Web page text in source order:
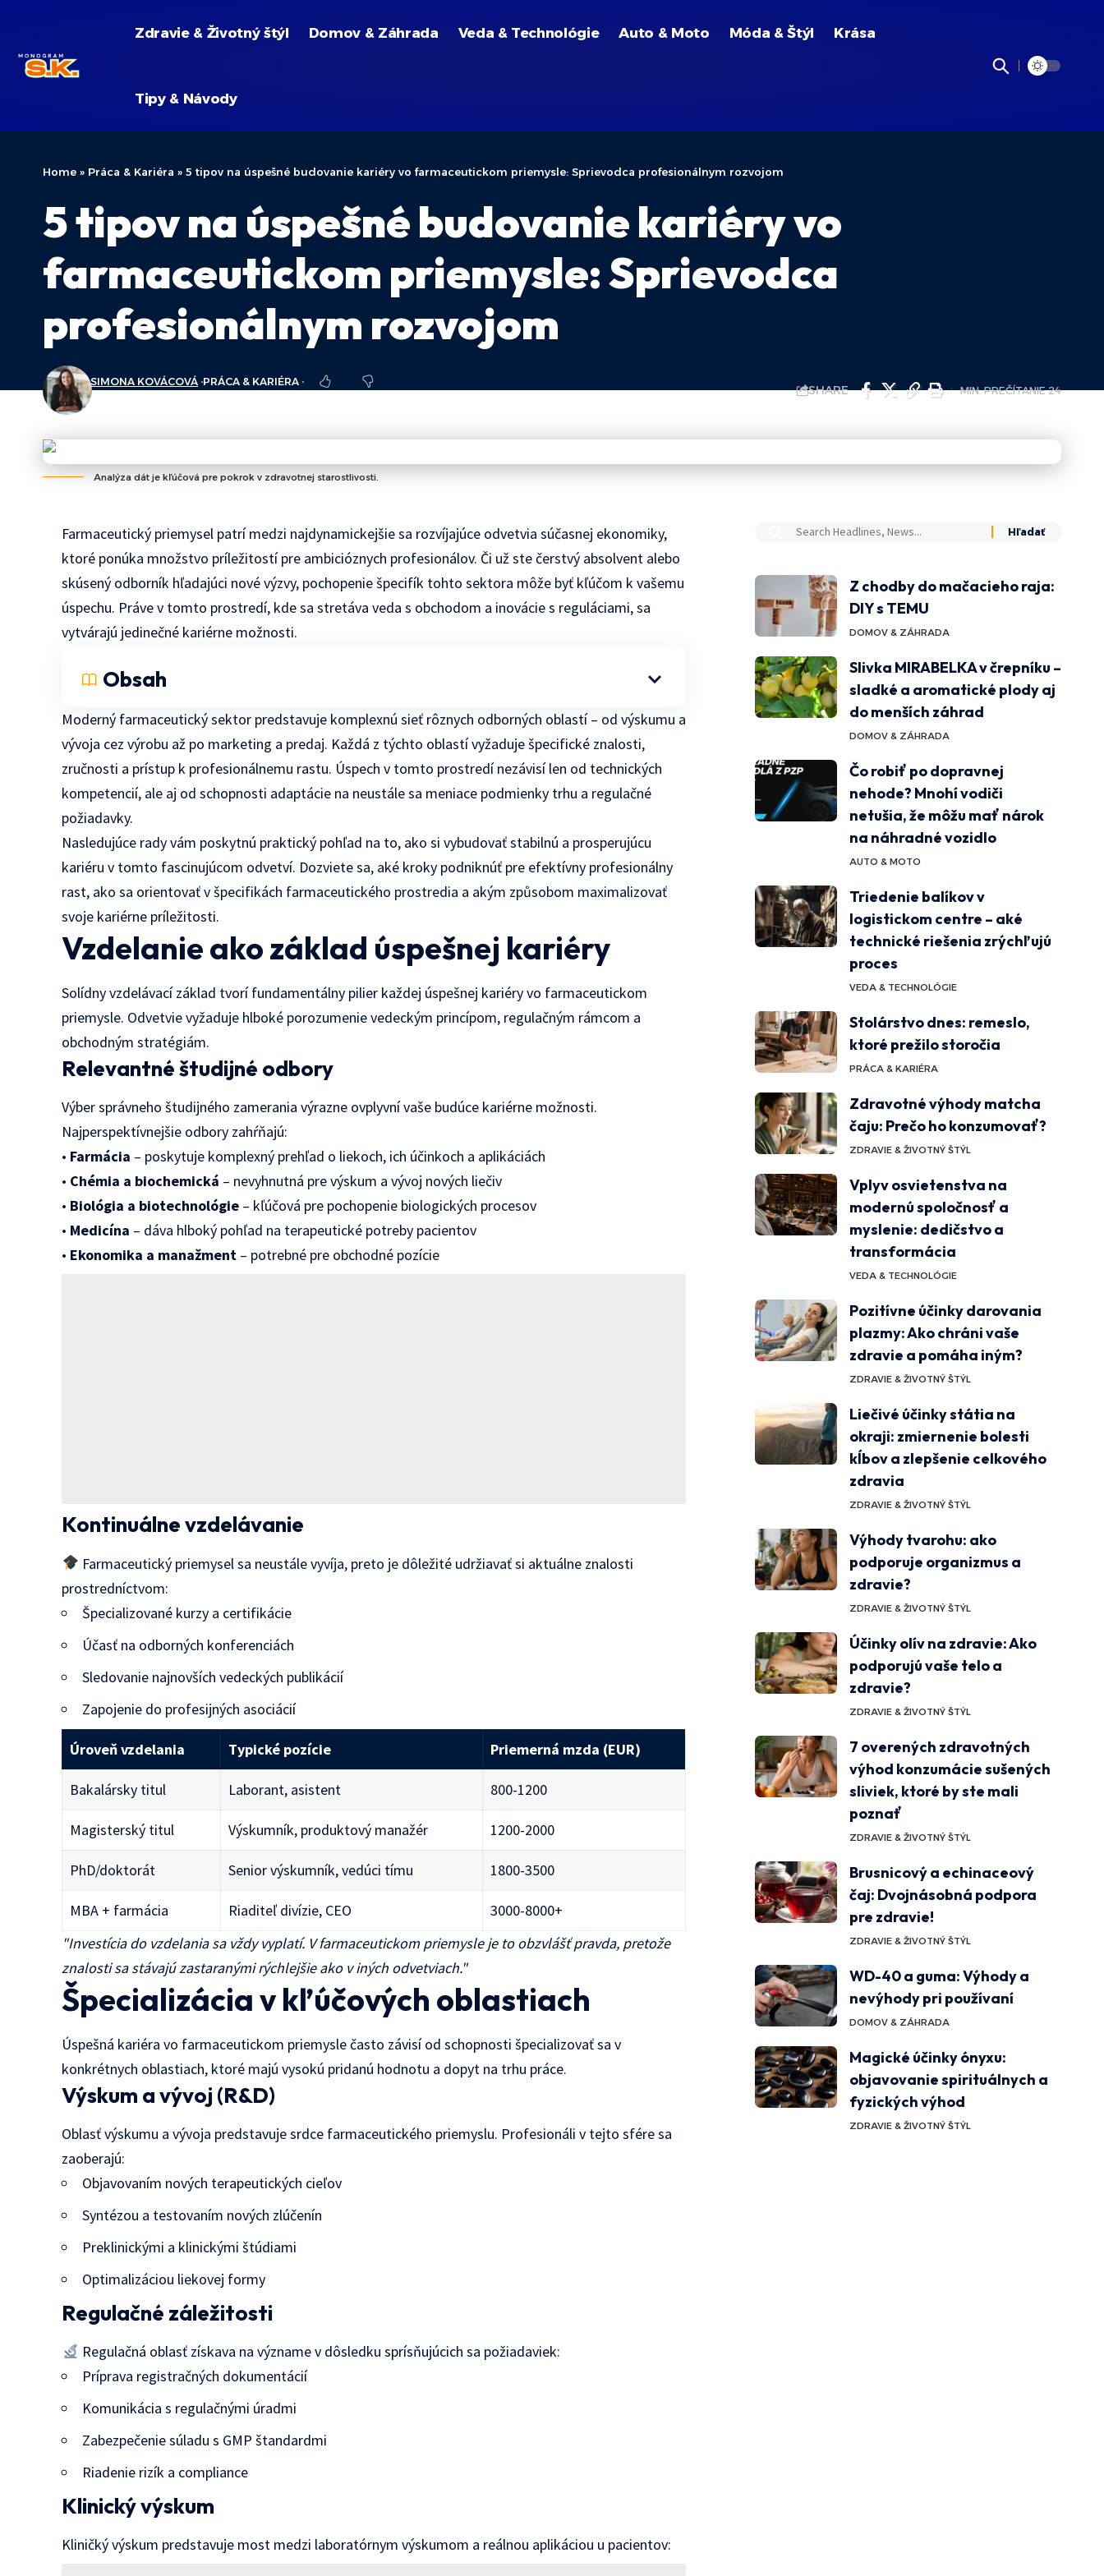
Zdravie & Životný štýl Domov & Záhrada Veda & Technológie Auto & Moto Móda & Štýl Krása
Tipy & Návody
Home » Práca & Kariéra » 5 tipov na úspešné budovanie kariéry vo farmaceutickom priemysle: Sprievodca profesionálnym rozvojom
5 tipov na úspešné budovanie kariéry vo
farmaceutickom priemysle: Sprievodca
profesionálnym rozvojom
POSLEDNÁ AKTUALIZÁCIA: 2025.11.17. 14:30
SIMONA KOVÁCOVÁ PRÁCA & KARIÉRA
SHARE MIN. PREČÍTANIE 24
Analýza dát je kľúčová pre pokrok v zdravotnej starostlivosti.
Farmaceutický priemysel patrí medzi najdynamickejšie sa rozvíjajúce odvetvia súčasnej ekonomiky,
ktoré ponúka množstvo príležitostí pre ambicióznych profesionálov. Či už ste čerstvý absolvent alebo
skúsený odborník hľadajúci nové výzvy, pochopenie špecifík tohto sektora môže byť kľúčom k vašemu
úspechu. Práve v tomto prostredí, kde sa stretáva veda s obchodom a inovácie s reguláciami, sa
vytvárajú jedinečné kariérne možnosti.
Obsah
Moderný farmaceutický sektor predstavuje komplexnú sieť rôznych odborných oblastí – od výskumu a
vývoja cez výrobu až po marketing a predaj. Každá z týchto oblastí vyžaduje špecifické znalosti,
zručnosti a prístup k profesionálnemu rastu. Úspech v tomto prostredí nezávisí len od technických
kompetencií, ale aj od schopnosti adaptácie na neustále sa meniace podmienky trhu a regulačné
požiadavky.
Nasledujúce rady vám poskytnú praktický pohľad na to, ako si vybudovať stabilnú a prosperujúcu
kariéru v tomto fascinujúcom odvetví. Dozviete sa, aké kroky podniknúť pre efektívny profesionálny
rast, ako sa orientovať v špecifikách farmaceutického prostredia a akým způsobom maximalizovať
svoje kariérne príležitosti.
Vzdelanie ako základ úspešnej kariéry
Solídny vzdelávací základ tvorí fundamentálny pilier každej úspešnej kariéry vo farmaceutickom
priemysle. Odvetvie vyžaduje hlboké porozumenie vedeckým princípom, regulačným rámcom a
obchodným stratégiám.
Relevantné študijné odbory
Výber správneho študijného zamerania výrazne ovplyvní vaše budúce kariérne možnosti.
Najperspektívnejšie odbory zahŕňajú:
• Farmácia – poskytuje komplexný prehľad o liekoch, ich účinkoch a aplikáciách
• Chémia a biochemická – nevyhnutná pre výskum a vývoj nových liečiv
• Biológia a biotechnológie – kľúčová pre pochopenie biologických procesov
• Medicína – dáva hlboký pohľad na terapeutické potreby pacientov
• Ekonomika a manažment – potrebné pre obchodné pozície
Kontinuálne vzdelávanie
Farmaceutický priemysel sa neustále vyvíja, preto je dôležité udržiavať si aktuálne znalosti
prostredníctvom:
Špecializované kurzy a certifikácie
Účasť na odborných konferenciách
Sledovanie najnovších vedeckých publikácií
Zapojenie do profesijných asociácií
Úroveň vzdelania Typické pozície Priemerná mzda (EUR)
Bakalársky titul Laborant, asistent 800-1200
Magisterský titul Výskumník, produktový manažér 1200-2000
PhD/doktorát Senior výskumník, vedúci tímu 1800-3500
MBA + farmácia Riaditeľ divízie, CEO
3000-8000+
"Investícia do vzdelania sa vždy vyplatí. V farmaceutickom priemysle je to obzvlášť pravda, pretože
znalosti sa stávajú zastaranými rýchlejšie ako v iných odvetviach."
Špecializácia v kľúčových oblastiach
Úspešná kariéra vo farmaceutickom priemysle často závisí od schopnosti špecializovať sa v
konkrétnych oblastiach, ktoré majú vysokú pridanú hodnotu a dopyt na trhu práce.
Výskum a vývoj (R&D)
Oblasť výskumu a vývoja predstavuje srdce farmaceutického priemyslu. Profesionáli v tejto sfére sa
zaoberajú:
Objavovaním nových terapeutických cieľov
Syntézou a testovaním nových zlúčenín
Preklinickými a klinickými štúdiami
Optimalizáciou liekovej formy
Regulačné záležitosti
Regulačná oblasť získava na význame v dôsledku sprísňujúcich sa požiadaviek:
Príprava registračných dokumentácií
Komunikácia s regulačnými úradmi
Zabezpečenie súladu s GMP štandardmi
Riadenie rizík a compliance
Klinický výskum
Kliničký výskum predstavuje most medzi laboratórnym výskumom a reálnou aplikáciou u pacientov:
Z chodby do mačacieho raja:
DIY s TEMU
DOMOV & ZÁHRADA
Slivka MIRABELKA v črepníku –
sladké a aromatické plody aj
do menších záhrad
DOMOV & ZÁHRADA
Čo robiť po dopravnej
nehode? Mnohí vodiči
netušia, že môžu mať nárok
na náhradné vozidlo
AUTO & MOTO
Triedenie balíkov v
logistickom centre – aké
technické riešenia zrýchľujú
proces
VEDA & TECHNOLÓGIE
Stolárstvo dnes: remeslo,
ktoré prežilo storočia
PRÁCA & KARIÉRA
Zdravotné výhody matcha
čaju: Prečo ho konzumovať?
ZDRAVIE & ŽIVOTNÝ ŠTÝL
Vplyv osvietenstva na
modernú spoločnosť a
myslenie: dedičstvo a
transformácia
VEDA & TECHNOLÓGIE
Pozitívne účinky darovania
plazmy: Ako chráni vaše
zdravie a pomáha iným?
ZDRAVIE & ŽIVOTNÝ ŠTÝL
Liečivé účinky státia na
okraji: zmiernenie bolesti
kĺbov a zlepšenie celkového
zdravia
ZDRAVIE & ŽIVOTNÝ ŠTÝL
Výhody tvarohu: ako
podporuje organizmus a
zdravie?
ZDRAVIE & ŽIVOTNÝ ŠTÝL
Účinky olív na zdravie: Ako
podporujú vaše telo a
zdravie?
ZDRAVIE & ŽIVOTNÝ ŠTÝL
7 overených zdravotných
výhod konzumácie sušených
sliviek, ktoré by ste mali
poznať
ZDRAVIE & ŽIVOTNÝ ŠTÝL
Brusnicový a echinaceový
čaj: Dvojnásobná podpora
pre zdravie!
ZDRAVIE & ŽIVOTNÝ ŠTÝL
WD-40 a guma: Výhody a
nevýhody pri používaní
DOMOV & ZÁHRADA
Magické účinky ónyxu:
objavovanie spirituálnych a
fyzických výhod
ZDRAVIE & ŽIVOTNÝ ŠTÝL